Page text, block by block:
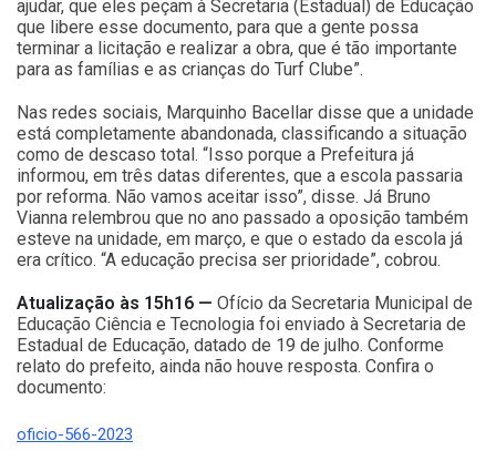
ajudar, que eles peçam à Secretaria (Estadual) de Educação
que libere esse documento, para que a gente possa
terminar a licitação e realizar a obra, que é tão importante
para as famílias e as crianças do Turf Clube”.
Nas redes sociais, Marquinho Bacellar disse que a unidade
está completamente abandonada, classificando a situação
como de descaso total. “Isso porque a Prefeitura já
informou, em três datas diferentes, que a escola passaria
por reforma. Não vamos aceitar isso”, disse. Já Bruno
Vianna relembrou que no ano passado a oposição também
esteve na unidade, em março, e que o estado da escola já
era crítico. “A educação precisa ser prioridade”, cobrou.
Atualização às 15h16 — Ofício da Secretaria Municipal de
Educação Ciência e Tecnologia foi enviado à Secretaria de
Estadual de Educação, datado de 19 de julho. Conforme
relato do prefeito, ainda não houve resposta. Confira o
documento:
oficio-566-2023